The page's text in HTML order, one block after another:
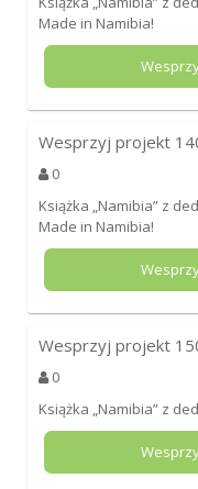
Made in Namibia!
Wesprzyj projekt
0
Książka „Namibia” z
Made in Namibia!
Wesprzyj projekt
0
Książka „Namibia” z